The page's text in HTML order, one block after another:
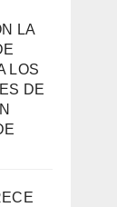
LA
LOS
DE